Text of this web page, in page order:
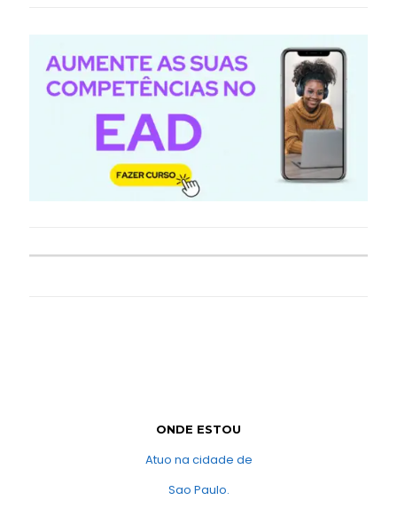
ONDE ESTOU
Atuo na cidade de
Sao Paulo.